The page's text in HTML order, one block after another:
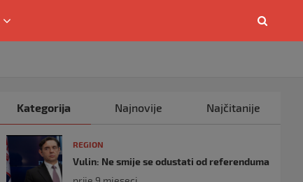
Kategorija Najnovije Najčitanije
REGION
Vulin: Ne smije se odustati od referenduma